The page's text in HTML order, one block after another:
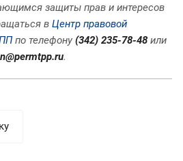
защиты прав и интересов
в Центр правовой
по телефону (342) 235-78-48 или
.